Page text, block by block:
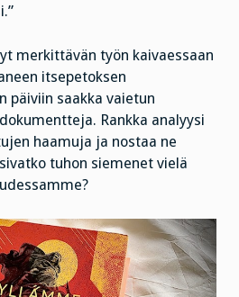
merkittävän työn kaivaessaan
itsepetoksen
päiviin saakka vaietun
Rankka analyysi
haamuja ja nostaa ne
tuhon siemenet vielä